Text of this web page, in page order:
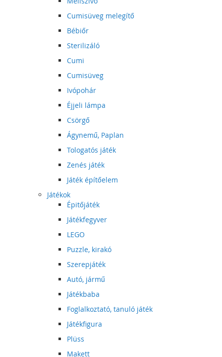
Cumisüveg melegítő
Bébiőr
Sterilizáló
Cumi
Cumisüveg
Ivópohár
Éjjeli lámpa
Csörgő
Ágynemű, Paplan
Tologatós játék
Zenés játék
Játék építőelem
Játékok
Épitőjáték
Játékfegyver
LEGO
Puzzle, kirakó
Szerepjáték
Autó, jármű
Játékbaba
Foglalkoztató, tanuló játék
Játékfigura
Plüss
Makett